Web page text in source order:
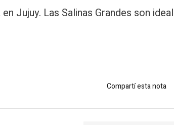
Jujuy. Las Salinas Grandes son
Compartí esta nota